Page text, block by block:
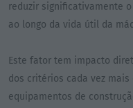
reduzir significativamente
ao longo da vida útil da
Este fator tem impacto
dos critérios cada vez
equipamentos de